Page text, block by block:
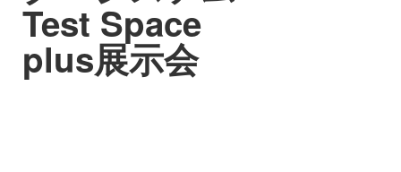
Test Space
plus展示会